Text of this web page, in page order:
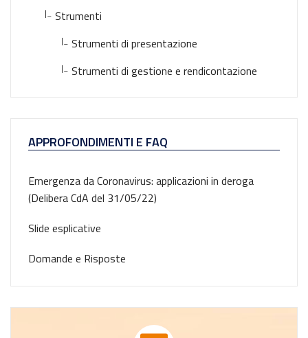
|_ Strumenti
|_ Strumenti di presentazione
|_ Strumenti di gestione e rendicontazione
APPROFONDIMENTI E FAQ
Emergenza da Coronavirus: applicazioni in deroga
(Delibera CdA del 31/05/22)
Slide esplicative
Domande e Risposte